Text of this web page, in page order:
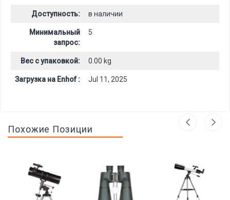
Доступность: в наличии
Минимальный
запрос:
5
Вес с упаковкой: 0.00 kg
Загрузка на Enhof : Jul 11, 2025
Похожие Позиции